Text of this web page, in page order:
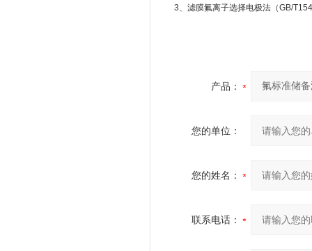
3、滤膜氟离子选择电极法（GB/
产品：
您的单位：
您的姓名：
联系电话：